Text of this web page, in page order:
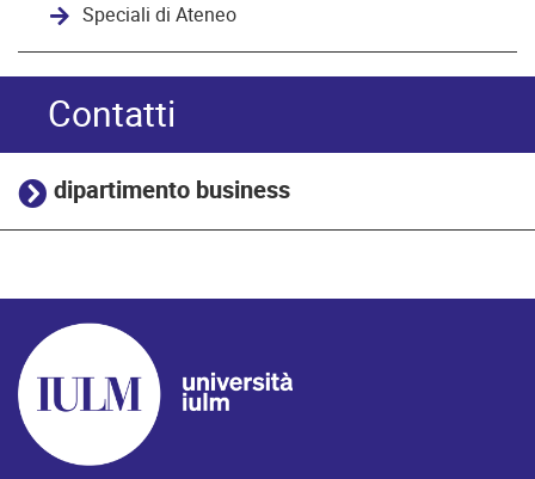
Speciali di Ateneo
Contatti
dipartimento business